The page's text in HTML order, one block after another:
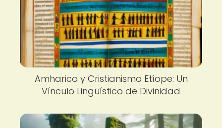
Amharico y Cristianismo Etíope: Un
Vínculo Lingüístico de Divinidad